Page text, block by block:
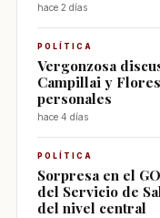
hace 2 días
POLÍTICA
Vergonzosa
Campillai y
personales
hace 4 días
POLÍTICA
Sorpresa en el
del Servicio de
del nivel central